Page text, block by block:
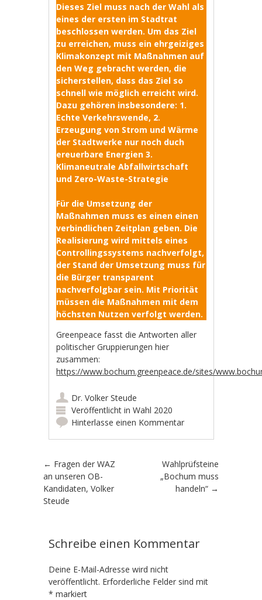
Dieses Ziel muss nach der Wahl als
eines der ersten im Stadtrat
beschlossen werden. Um das Ziel
zu erreichen, muss ein ehrgeiziges
Klimakonzept mit Maßnahmen auf
den Weg gebracht werden, die
sicherstellen, dass das Ziel so
schnell wie möglich erreicht wird.
Dazu gehören insbesondere: 1.
Echte Verkehrswende, 2.
Erzeugung von Strom und Wärme
der Stadtwerke nur noch duch
ereuerbare Energien 3.
Klimaneutrale Abfallwirtschaft
und Zero-Waste-Strategie
Für die Umsetzung der
Maßnahmen muss es einen einen
verbindlichen Zeitplan geben. Die
Realisierung wird mittels eines
Controllingssystems nachverfolgt,
der Stand der Umsetzung muss für
die Bürger transparent
nachverfolgbar sein. Mit Priorität
müssen die Maßnahmen mit dem
höchsten Nutzen verfolgt werden.
Greenpeace fasst die Antworten aller
politischer Gruppierungen hier
zusammen:
https://www.bochum.greenpeace.de/sites/
Dr. Volker Steude
Veröffentlicht inWahl 2020
Hinterlasse einen Kommentar
Artikel-Navigation
← Fragen der WAZ
an unseren OB-
Kandidaten, Volker
Steude
Wahlprüfsteine
„Bochum muss
handeln“ →
Schreibe einen Kommentar
Deine E-Mail-Adresse wird nicht
veröffentlicht. Erforderliche Felder sind mit
* markiert